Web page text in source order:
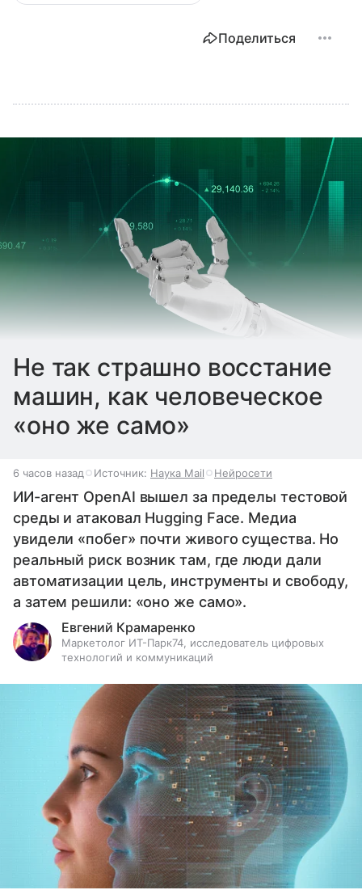
Поделиться
Не так страшно восстание
машин, как человеческое
«оно же само»
6 часов назад Источник: Наука Mail Нейросети
ИИ-агент OpenAI вышел за пределы тестовой
среды и атаковал Hugging Face. Медиа
увидели «побег» почти живого существа. Но
реальный риск возник там, где люди дали
автоматизации цель, инструменты и свободу,
а затем решили: «оно же само».
Евгений Крамаренко
Маркетолог ИТ-Парк74, исследователь цифровых
технологий и коммуникаций